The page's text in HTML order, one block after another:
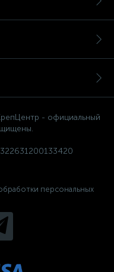
- официальный
персональных